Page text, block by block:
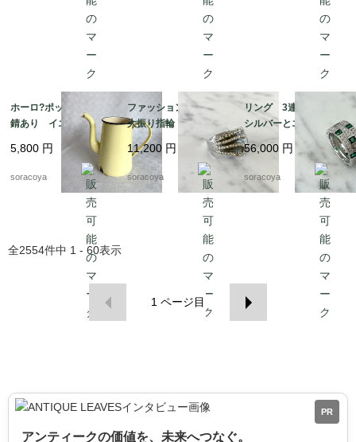
ホーロ?ポット 蓋なし
錆あり イエロー ア
ウトドア 水差し 花
瓶 ガーデニング 12
5,800 円
soracoya
ファッションリング
大振り指輪 メタル
キラキラ モスグリー
ンエナメル 12acek1
4
11,200 円
soracoya
リング 3連リング
シルバーとエメラルド
グリーンカラーのコン
ビネーション 15号
56,000 円
soracoya
全2554件中 1 - 60表示
1 ページ目
PR
アンティークの価値を、未来へつなぐ。